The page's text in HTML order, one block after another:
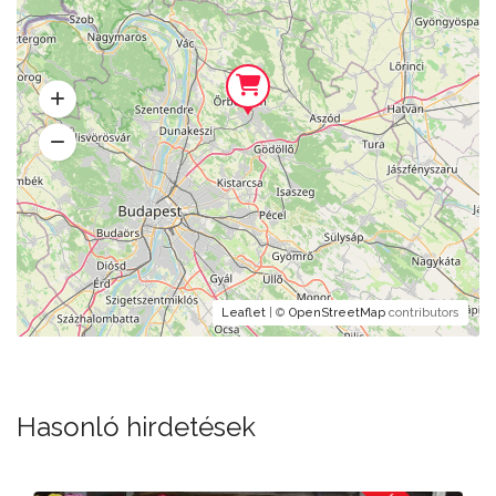
Leaflet | © OpenStreetMap contributors
Hasonló hirdetések